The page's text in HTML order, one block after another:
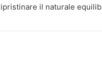
il naturale